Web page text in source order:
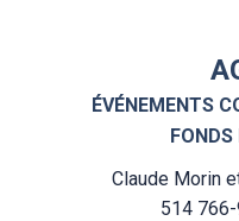
ÉVÉNEMENTS
FONDS
Claude Morin
514